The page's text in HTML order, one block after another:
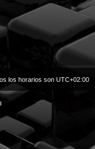
los horarios son UTC+02:00